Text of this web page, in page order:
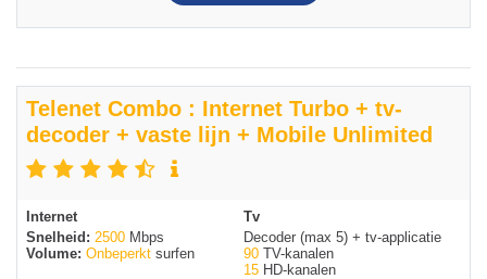
Telenet Combo : Internet Turbo + tv-
decoder + vaste lijn + Mobile Unlimited
Internet
Snelheid: 2500 Mbps
Volume: Onbeperkt surfen
Tv
Decoder (max 5) + tv-applicatie
90 TV-kanalen
15 HD-kanalen